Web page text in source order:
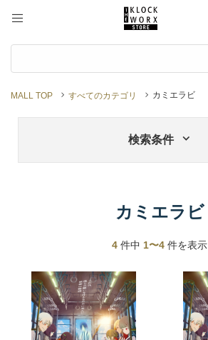
MALL TOP すべてのカテゴリ カミエラビ
検索条件
カミエラビ
4 件中 1〜4 件を表示